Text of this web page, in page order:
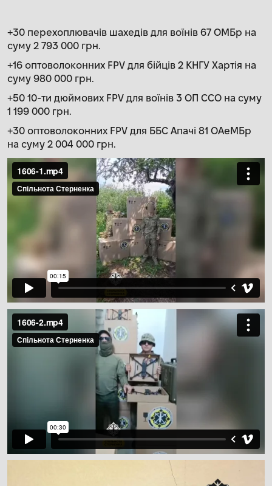
+30 перехоплювачів шахедів для воїнів 67 ОМБр на
суму 2 793 000 грн.
+16 оптоволоконних FPV для бійців 2 КНГУ Хартія на
суму 980 000 грн.
+50 10-ти дюймових FPV для воїнів 3 ОП ССО на суму
1 199 000 грн.
+30 оптоволоконних FPV для ББС Апачі 81 ОАеМБр
на суму 2 004 000 грн.